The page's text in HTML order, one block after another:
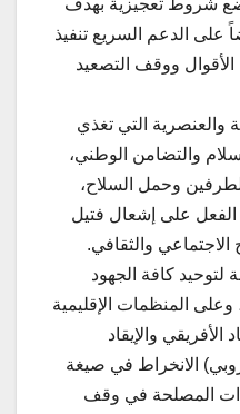
شروط تعجيزية بهدف
على الدعم السريع تنفيذ
الأقوال ووقف التصعيد
والعنصرية التي تغذي
والتضامن الوطني،
وحمل السلاح،
على إشعال فتيل
الاجتماعي والثقافي.
لتوحيد كافة الجهود
وعلى المنظمات الإقليمية
الأفريقي والإيقاد
الانخراط في صيغة
ذات المصلحة في وقف